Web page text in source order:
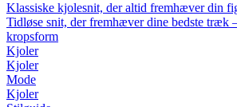
Klassiske kjolesnit, der altid fremhæver din
Tidløse snit, der fremhæver dine bedste træk
kropsform
Kjoler
Kjoler
Mode
Kjoler